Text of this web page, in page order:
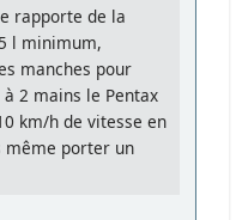
rapporte de la
l minimum,
manches pour
2 mains le Pentax
km/h de vitesse en
même porter un